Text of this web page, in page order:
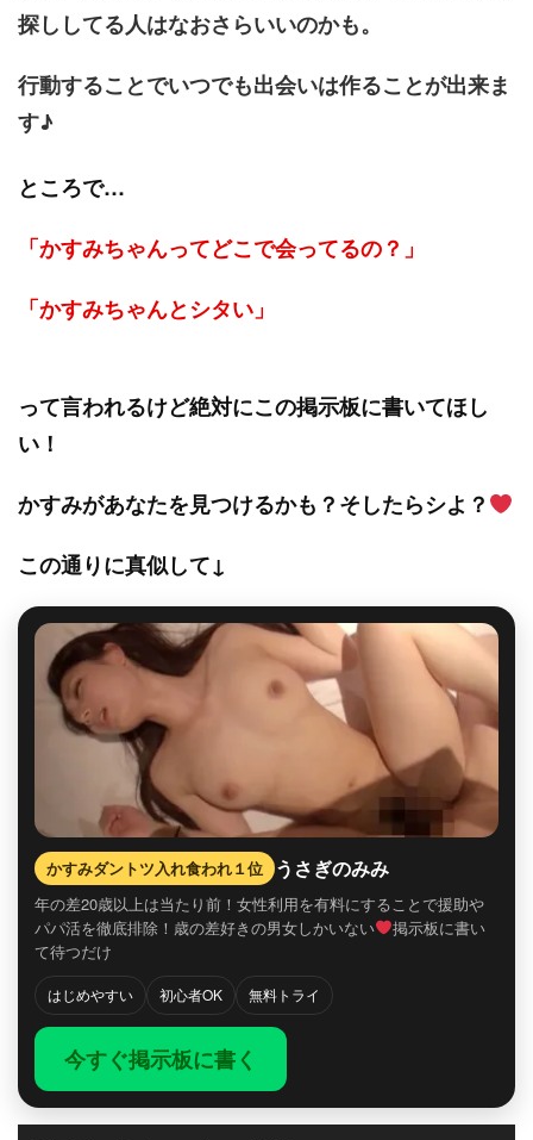
探ししてる人はなおさらいいのかも。
行動することでいつでも出会いは作ることが出来ま
す♪
ところで…
「かすみちゃんってどこで会ってるの？」
「かすみちゃんとシタい」
って言われるけど絶対にこの掲示板に書いてほし
い！
かすみがあなたを見つけるかも？そしたらシよ？
この通りに真似して↓
かすみダントツ入れ食われ１位 うさぎのみみ
年の差20歳以上は当たり前！女性利用を有料にすることで援助や
パパ活を徹底排除！歳の差好きの男女しかいない
掲示板に書い
て待つだけ
はじめやすい 初心者OK 無料トライ
今すぐ掲示板に書く